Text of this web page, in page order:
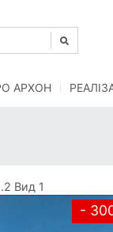
АРХОН
Вид 1
-